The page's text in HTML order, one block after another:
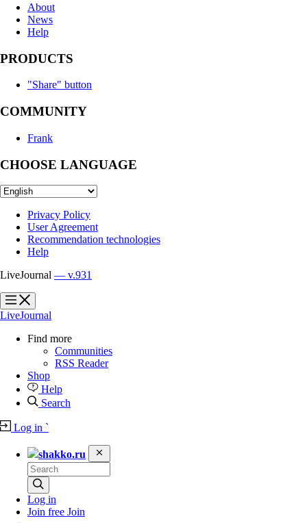
About
News
Help
PRODUCTS
"Share" button
COMMUNITY
Frank
CHOOSE LANGUAGE
Privacy Policy
User Agreement
Recommendation technologies
Help
LiveJournal — v.931
?
?
LiveJournal
Find more
Communities
RSS Reader
Shop
Help
Search
Log in `
shakko.ru
Log in
Join free Join